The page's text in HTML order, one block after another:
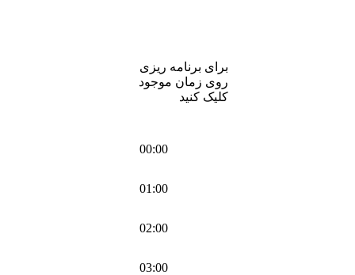
برای برنامه ریزی
روی زمان موجود
کلیک کنید
00:00
01:00
02:00
03:00